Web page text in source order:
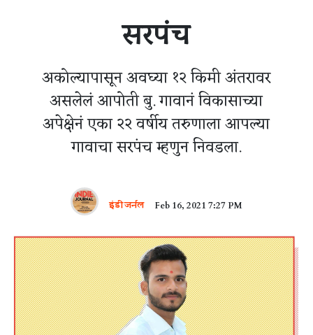
सरपंच
अकोल्यापासून अवघ्या १२ किमी अंतरावर
असलेलं आपोती बु. गावानं विकासाच्या
अपेक्षेनं एका २२ वर्षीय तरुणाला आपल्या
गावाचा सरपंच म्हणुन निवडला.
इंडी जर्नल Feb 16, 2021 7:27 PM